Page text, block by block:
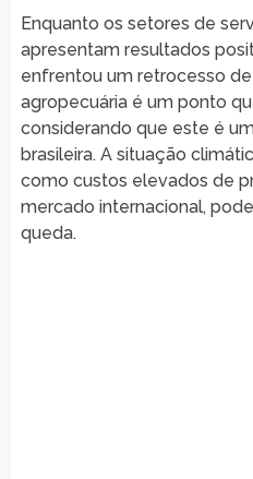
Enquanto os setores de
apresentam resultados
enfrentou um retrocesso de
agropecuária é um ponto
considerando que este é
brasileira. A situação
como custos elevados de
mercado internacional,
queda.